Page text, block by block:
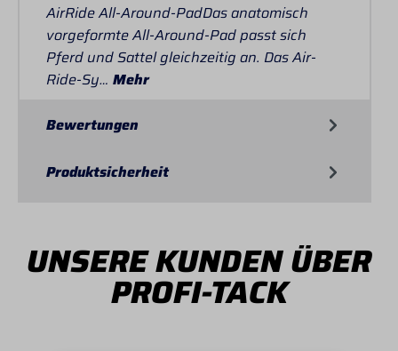
AirRide All-Around-PadDas anatomisch
vorgeformte All-Around-Pad passt sich
Pferd und Sattel gleichzeitig an. Das Air-
Ride-Sy… Mehr
Bewertungen
Produktsicherheit
UNSERE KUNDEN ÜBER
PROFI-TACK